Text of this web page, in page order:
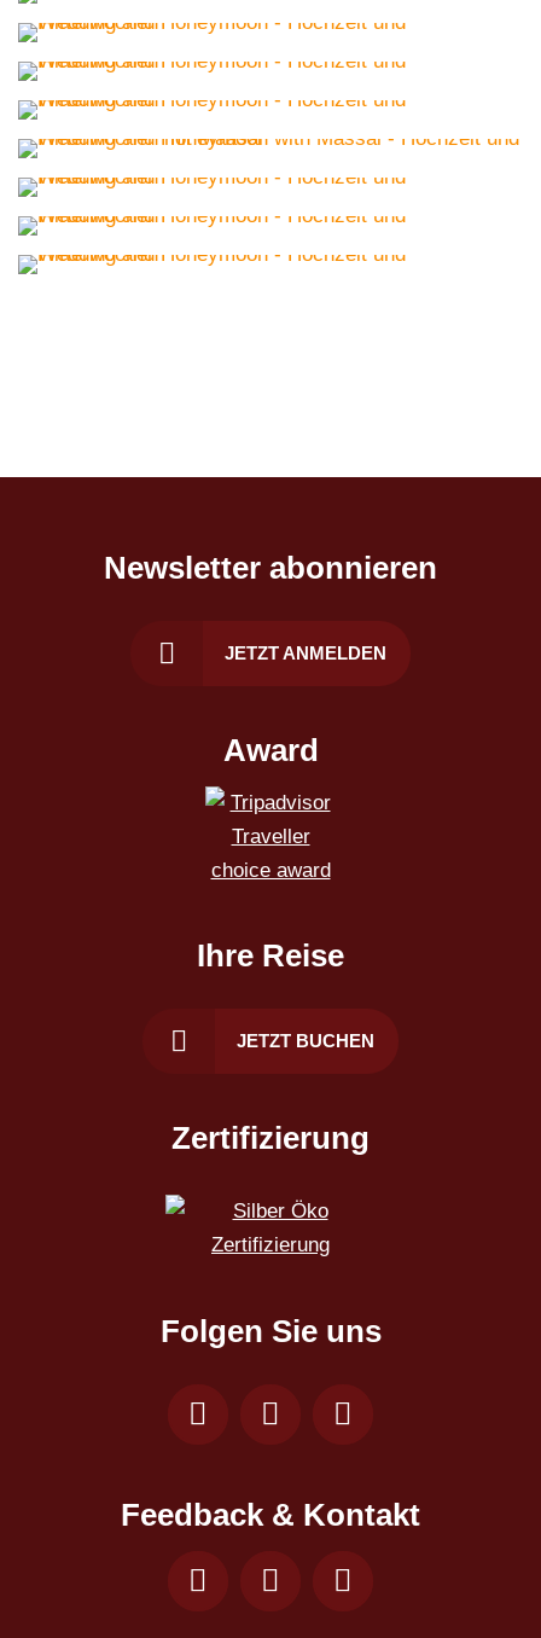
Newsletter abonnieren
JETZT ANMELDEN
Award
Ihre Reise
JETZT BUCHEN
Zertifizierung
Folgen Sie uns
Feedback & Kontakt